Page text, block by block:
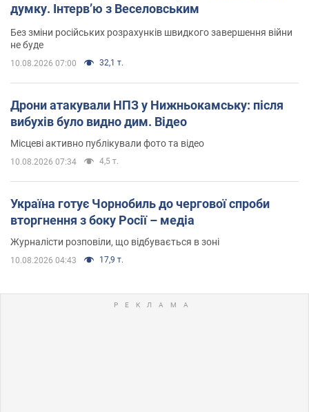
думку. Інтерв’ю з Веселовським
Без зміни російських розрахунків швидкого завершення війни
не буде
10.08.2026 07:00 32,1 т.
Дрони атакували НПЗ у Нижньокамську: після
вибухів було видно дим. Відео
Місцеві активно публікували фото та відео
10.08.2026 07:34 4,5 т.
Україна готує Чорнобиль до чергової спроби
вторгнення з боку Росії – медіа
Журналісти розповіли, що відбувається в зоні
10.08.2026 04:43 17,9 т.